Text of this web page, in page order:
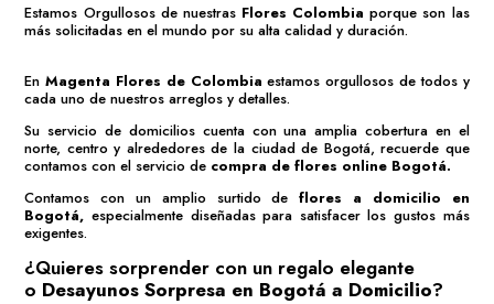
Estamos Orgullosos de nuestras Flores Colombia porque son las
más solicitadas en el mundo por su alta calidad y duración.
EnMagenta Flores de Colombia estamos orgullosos de todos y
cada uno de nuestros arreglos y detalles.
Su servicio de domicilios cuenta con una amplia cobertura en el
norte, centro y alrededores de la ciudad de Bogotá, recuerde que
contamos con el servicio de compra de flores online Bogotá.
Contamos con un amplio surtido deflores a domicilio en
Bogotá, especialmente diseñadas para satisfacer los gustos más
exigentes.
¿Quieres sorprender con un regalo elegante
o Desayunos Sorpresa en Bogotá a Domicilio?